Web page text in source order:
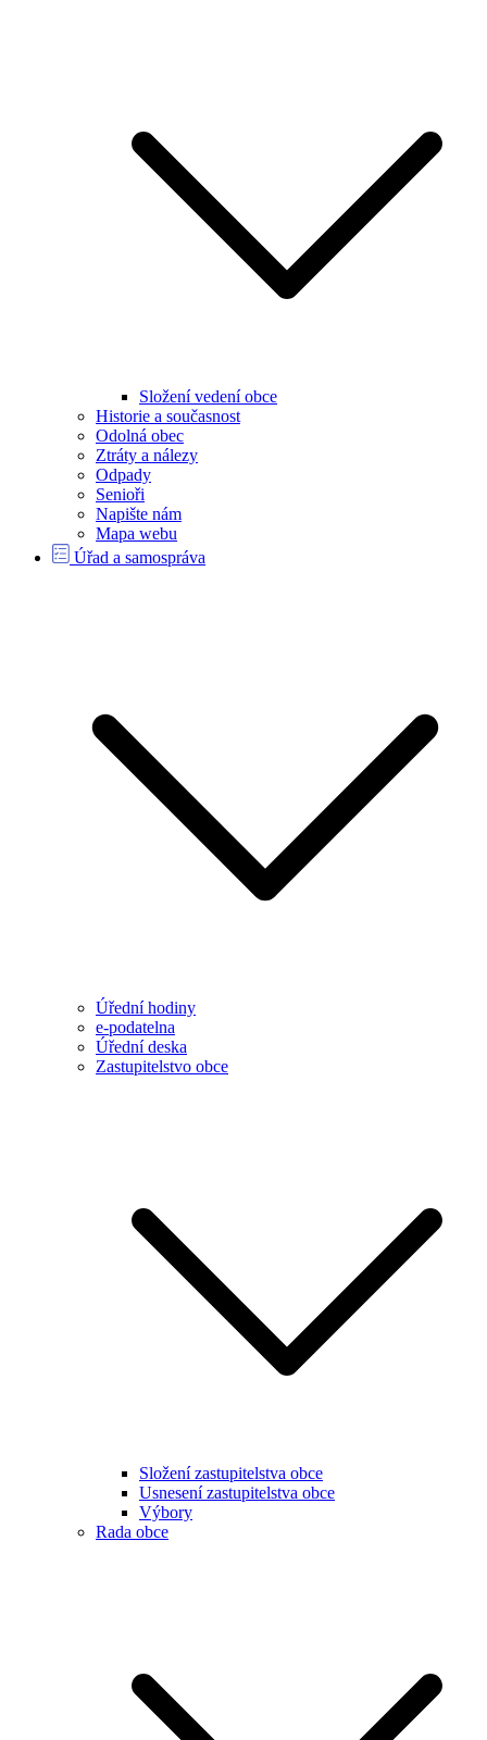
Složení vedení obce
Historie a současnost
Odolná obec
Ztráty a nálezy
Odpady
Senioři
Napište nám
Mapa webu
Úřad a samospráva
Úřední hodiny
e-podatelna
Úřední deska
Zastupitelstvo obce
Složení zastupitelstva obce
Usnesení zastupitelstva obce
Výbory
Rada obce